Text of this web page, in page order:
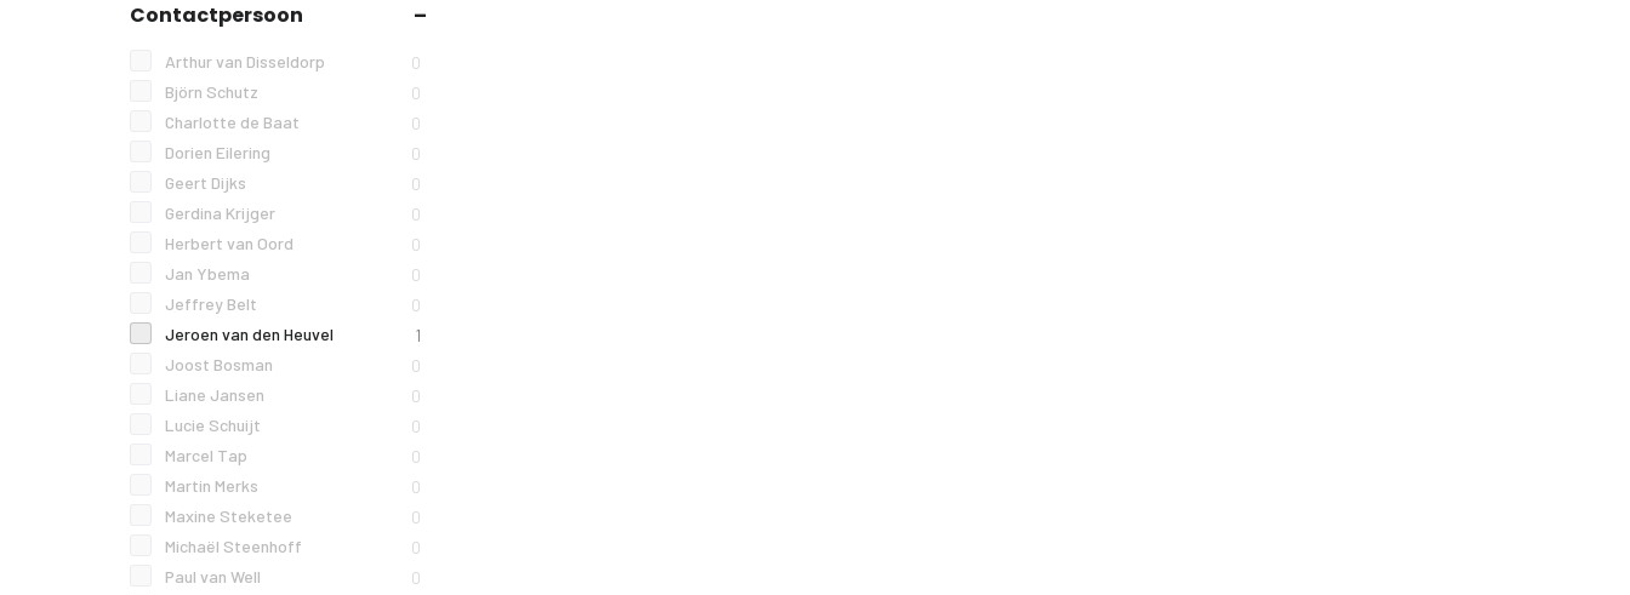
Contactpersoon
Arthur van Disseldorp 0
Björn Schutz 0
Charlotte de Baat 0
Dorien Eilering 0
Geert Dijks 0
Gerdina Krijger 0
Herbert van Oord 0
Jan Ybema 0
Jeffrey Belt 0
Jeroen van den Heuvel 1
Joost Bosman 0
Liane Jansen 0
Lucie Schuijt 0
Marcel Tap 0
Martin Merks 0
Maxine Steketee 0
Michaël Steenhoff 0
Paul van Well 0